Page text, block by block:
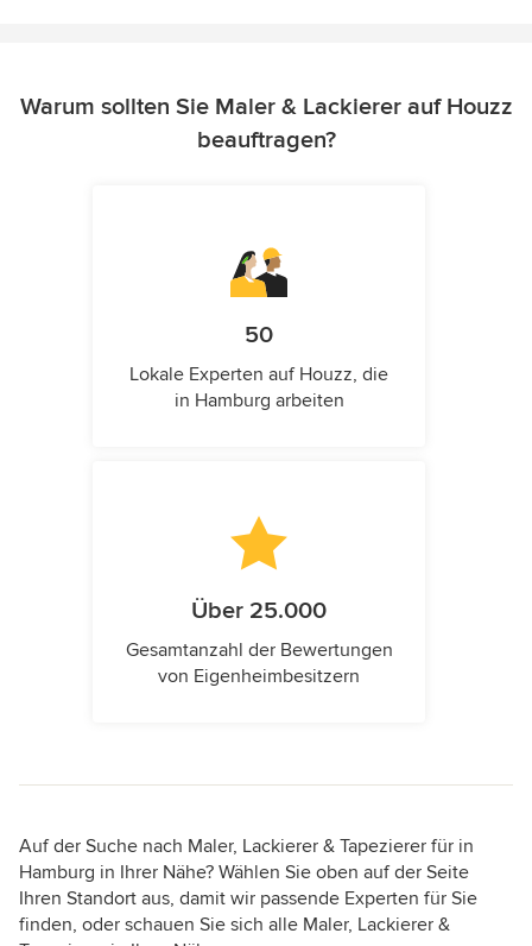
Warum sollten Sie Maler & Lackierer auf Houzz
beauftragen?
50
Lokale Experten auf Houzz, die
in Hamburg arbeiten
Über 25.000
Gesamtanzahl der Bewertungen
von Eigenheimbesitzern
Auf der Suche nach Maler, Lackierer & Tapezierer für in
Hamburg in Ihrer Nähe? Wählen Sie oben auf der Seite
Ihren Standort aus, damit wir passende Experten für Sie
finden, oder schauen Sie sich alle Maler, Lackierer &